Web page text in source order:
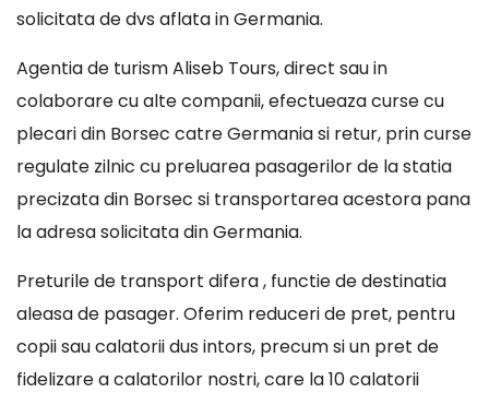
solicitata de dvs aflata in Germania.
Agentia de turism Aliseb Tours, direct sau in
colaborare cu alte companii, efectueaza curse cu
plecari din Borsec catre Germania si retur, prin curse
regulate zilnic cu preluarea pasagerilor de la statia
precizata din Borsec si transportarea acestora pana
la adresa solicitata din Germania.
Preturile de transport difera , functie de destinatia
aleasa de pasager. Oferim reduceri de pret, pentru
copii sau calatorii dus intors, precum si un pret de
fidelizare a calatorilor nostri, care la 10 calatorii